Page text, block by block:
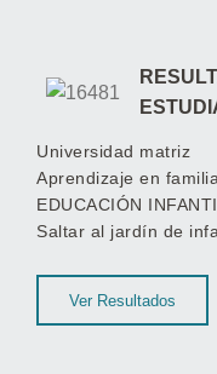
Universidad matriz
Aprendizaje en
EDUCACIÓN
Saltar al jardín de
Ver Resultados